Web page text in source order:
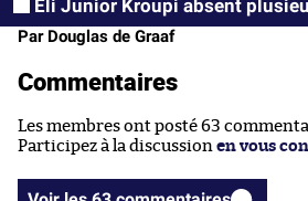
Éli Junior Kroupi absent
Par Douglas de Graaf
Commentaires
Les membres ont posté 63
Participez à la discussion en vous